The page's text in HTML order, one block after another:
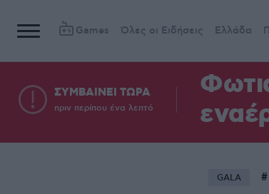
Games Όλες οι Ειδήσεις Ελλάδα
ΣΥΜΒΑΙΝΕΙ ΤΩΡΑ
πριν περίπου ένα λεπτό
GALA